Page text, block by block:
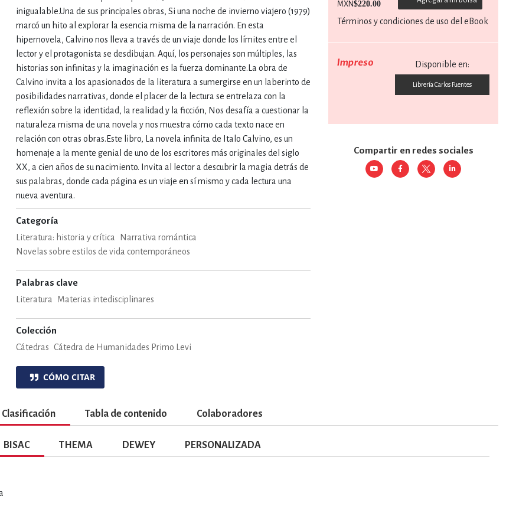
DE OCIO AL AIRE LIBRE DERECHO
FINANZAS, EMPRESA Y GESTIÓN
Y OCIO FICCIÓN Y TEMAS AFINES
RELIGIÓN HISTORIA Y ARQUEOLOGÍA
Y DIDÁCTICOS
MEDICINA, ENFERMERÍA, VETERINARIA
LIBROS DE CÓMICS, DIBUJOS ANIMADOS
Y DESARROLLO PERSONAL
Y CIENCIAS SOCIALES
INGENIERÍA, AGRICULTURA
inigualable.Una de sus principales obras, Si una noche de invierno viajero (1979)
marcó un hito al explorar la esencia misma de la narración. En esta
hipernovela, Calvino nos lleva a través de un viaje donde los límites entre el
lector y el protagonista se desdibujan. Aquí, los personajes son múltiples, las
historias son infinitas y la imaginación es la fuerza dominante.La obra de
Calvino invita a los apasionados de la literatura a sumergirse en un laberinto de
posibilidades narrativas, donde el placer de la lectura se entrelaza con la
reflexión sobre la identidad, la realidad y la ficción, Nos desafía a cuestionar la
naturaleza misma de una novela y nos muestra cómo cada texto nace en
relación con otras obras.Este libro, La novela infinita de Italo Calvino, es un
homenaje a la mente genial de uno de los escritores más originales del siglo
XX, a cien años de su nacimiento. Invita al lector a descubrir la magia detrás de
sus palabras, donde cada página es un viaje en sí mismo y cada lectura una
nueva aventura.
Categoría
Literatura: historia y crítica
Narrativa romántica
Novelas sobre estilos de vida contemporáneos
Palabras clave
Literatura Materias intedisciplinares
Colección
Cátedras Cátedra de Humanidades Primo Levi
CÓMO CITAR
MXN$220.00
Términos y condiciones de uso del eBook
Impreso Disponible en:
Librería Carlos Fuentes
Compartir en redes sociales
Clasificación Tabla de contenido Colaboradores
BISAC THEMA DEWEY PERSONALIZADA